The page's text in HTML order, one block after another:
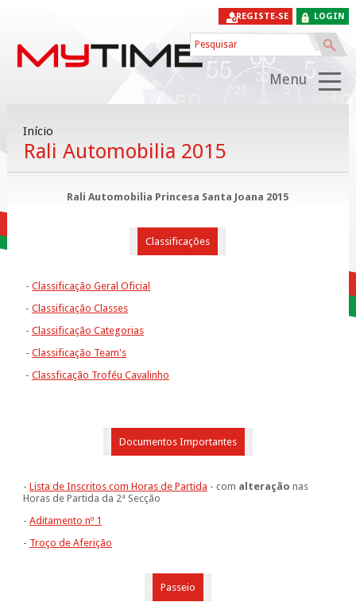
LOGIN
REGISTE-SE
Menu
Início
Rali Automobilia 2015
Rali Automobilia Princesa Santa Joana 2015
Classificações
- Classificação Geral Oficial
- Classificação Classes
- Classificação Categorias
- Classificação Team's
- Classficação Troféu Cavalinho
Documentos Importantes
- Lista de Inscritos com Horas de Partida - com alteração nas
Horas de Partida da 2ª Secção
- Aditamento nº 1
- Troço de Aferição
Passeio